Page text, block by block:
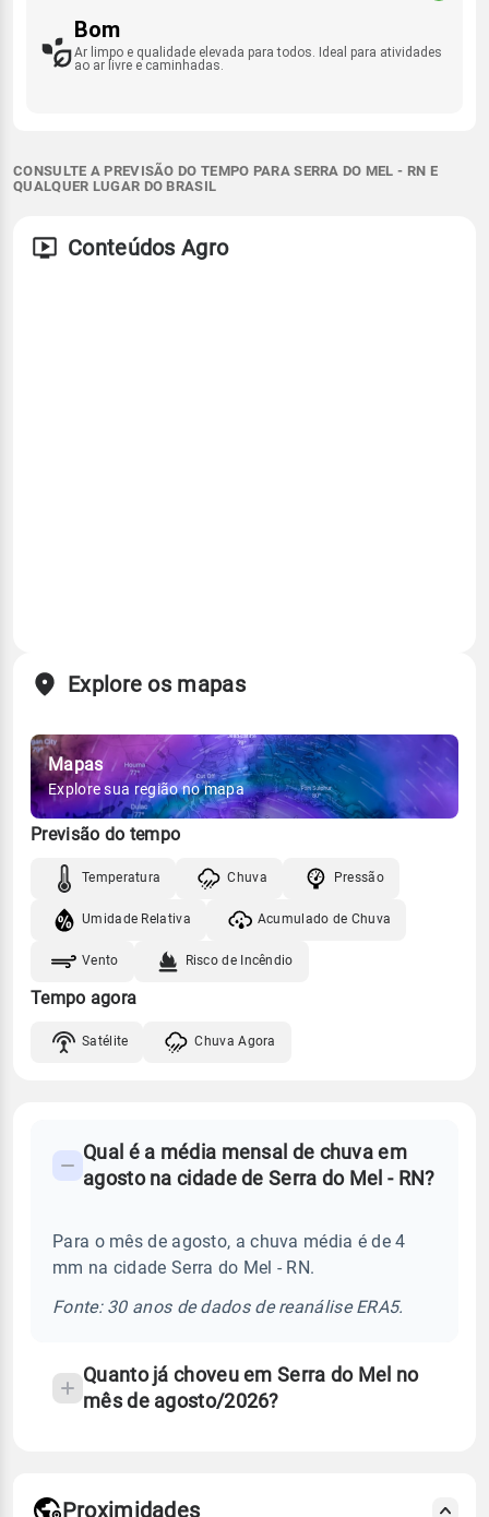
Bom
Ar limpo e qualidade elevada para todos. Ideal para atividades
ao ar livre e caminhadas.
CONSULTE A PREVISÃO DO TEMPO PARA SERRA DO MEL - RN E
QUALQUER LUGAR DO BRASIL
Conteúdos Agro
Explore os mapas
Mapas
Explore sua região no mapa
Previsão do tempo
Temperatura Chuva Pressão
Umidade Relativa Acumulado de Chuva
Vento Risco de Incêndio
Tempo agora
Satélite Chuva Agora
Perguntas
sobre
chuva
Qual é a média mensal de chuva em
agosto na cidade de Serra do Mel - RN?
Para o mês de agosto, a chuva média é de 4
mm na cidade Serra do Mel - RN.
Fonte: 30 anos de dados de reanálise ERA5.
Quanto já choveu em Serra do Mel no
mês de agosto/2026?
Proximidades